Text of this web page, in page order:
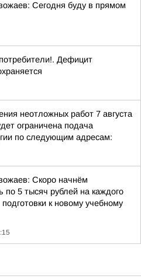
Сегодня буду в прямом
Дефицит
неотложных работ 7 августа
ограничена подача
по следующим адресам:
Скоро начнём
по 5 тысяч рублей на каждого
к новому учебному